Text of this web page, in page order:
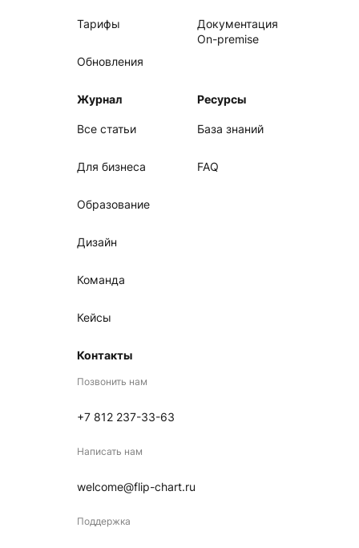
Тарифы
Обновления
Документация
On-premise
Журнал
Все статьи
Для бизнеса
Образование
Дизайн
Команда
Кейсы
Ресурсы
База знаний
FAQ
Контакты
Позвонить нам
+7 812 237-33-63
Написать нам
welcome@flip-chart.ru
Поддержка